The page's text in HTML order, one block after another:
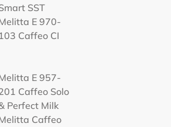
SST
Е 970-
103 Caffeo CI
E 957-
Caffeo Solo
Perfect Milk
Caffeo